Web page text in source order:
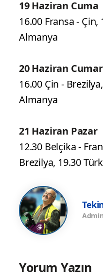
19 Haziran Cuma
16.00 Fransa - Çin,
Almanya
20 Haziran
16.00 Çin -
Almanya
21 Haziran Pazar
12.30 Belçika -
Brezilya, 19.30
Admin
Yorum Yazın